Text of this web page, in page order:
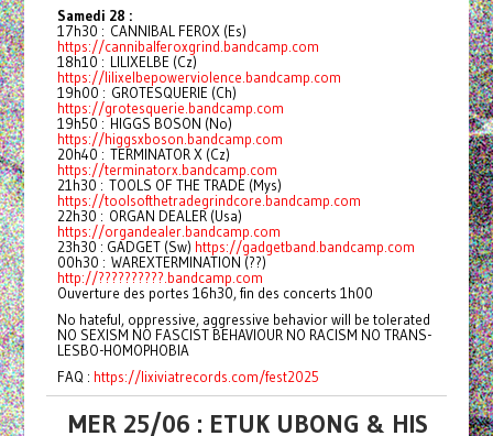
Samedi 28 :
17h30 : CANNIBAL FEROX (Es)
https://cannibalferoxgrind.bandcamp.com
18h10 : LILIXELBE (Cz)
https://lilixelbepowerviolence.bandcamp.com
19h00 : GROTESQUERIE (Ch)
https://grotesquerie.bandcamp.com
19h50 : HIGGS BOSON (No)
https://higgsxboson.bandcamp.com
20h40 : TERMINATOR X (Cz)
https://terminatorx.bandcamp.com
21h30 : TOOLS OF THE TRADE (Mys)
https://toolsofthetradegrindcore.bandcamp.com
22h30 : ORGAN DEALER (Usa)
https://organdealer.bandcamp.com
23h30 : GADGET (Sw) https://gadgetband.bandcamp.com
00h30 : WAREXTERMINATION (??)
http://??????????.bandcamp.com
Ouverture des portes 16h30, fin des concerts 1h00
No hateful, oppressive, aggressive behavior will be tolerated
NO SEXISM NO FASCIST BEHAVIOUR NO RACISM NO TRANS-
LESBO-HOMOPHOBIA
FAQ : https://lixiviatrecords.com/fest2025
MER 25/06 : ETUK UBONG & HIS